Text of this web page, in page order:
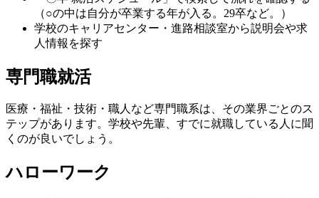
（○の中は自分が卒業する年が入る。29卒など。）
学校のキャリアセンター・進路相談室から説明会や求
人情報を探す
専門職就活
医療・福祉・技術・職人など専門職系は、その業界ごとのス
テップがあります。学校や先輩、すでに就職している人に聞
くのが良いでしょう。
ハローワーク